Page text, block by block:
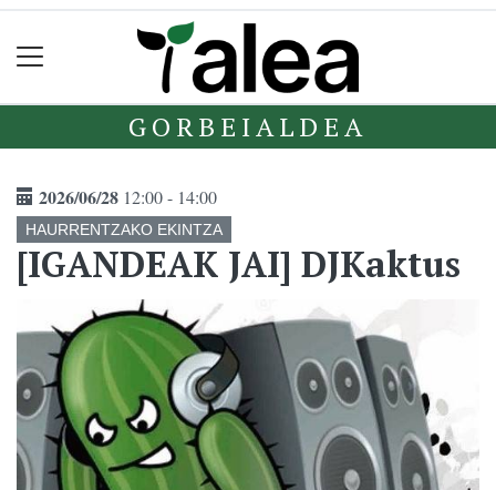
GORBEIALDEA
2026/06/28 12:00 - 14:00
HAURRENTZAKO EKINTZA
[IGANDEAK JAI] DJKaktus